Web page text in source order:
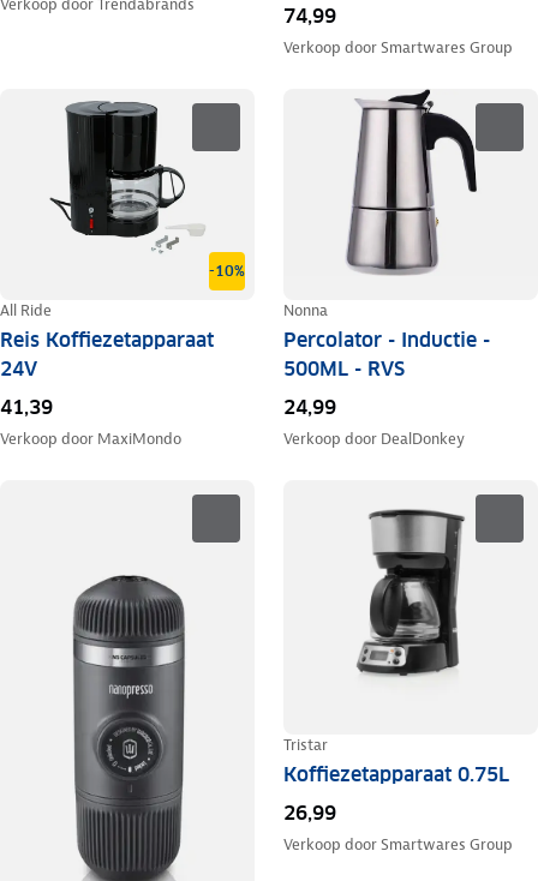
Verkoop doorTrendabrands
74,99
Verkoop doorSmartwares Group
-10%
All Ride
Reis Koffiezetapparaat
24V
41,39
Verkoop door MaxiMondo
Nonna
Percolator - Inductie -
500ML - RVS
24,99
Verkoop door DealDonkey
Tristar
Koffiezetapparaat 0.75L
26,99
Verkoop doorSmartwares Group